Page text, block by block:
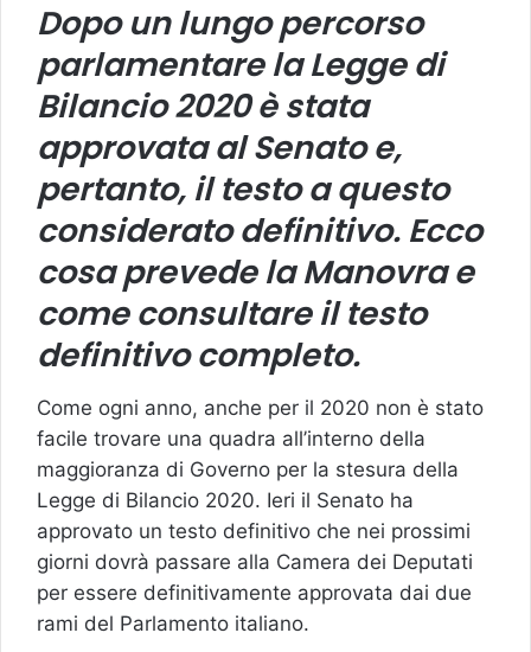
Dopo un lungo percorso
parlamentare la Legge di
Bilancio 2020 è stata
approvata al Senato e,
pertanto, il testo a questo
considerato definitivo. Ecco
cosa prevede la Manovra e
come consultare il testo
definitivo completo.
Come ogni anno, anche per il 2020 non è stato
facile trovare una quadra all’interno della
maggioranza di Governo per la stesura della
Legge di Bilancio 2020. Ieri il Senato ha
approvato un testo definitivo che nei prossimi
giorni dovrà passare alla Camera dei Deputati
per essere definitivamente approvata dai due
rami del Parlamento italiano.